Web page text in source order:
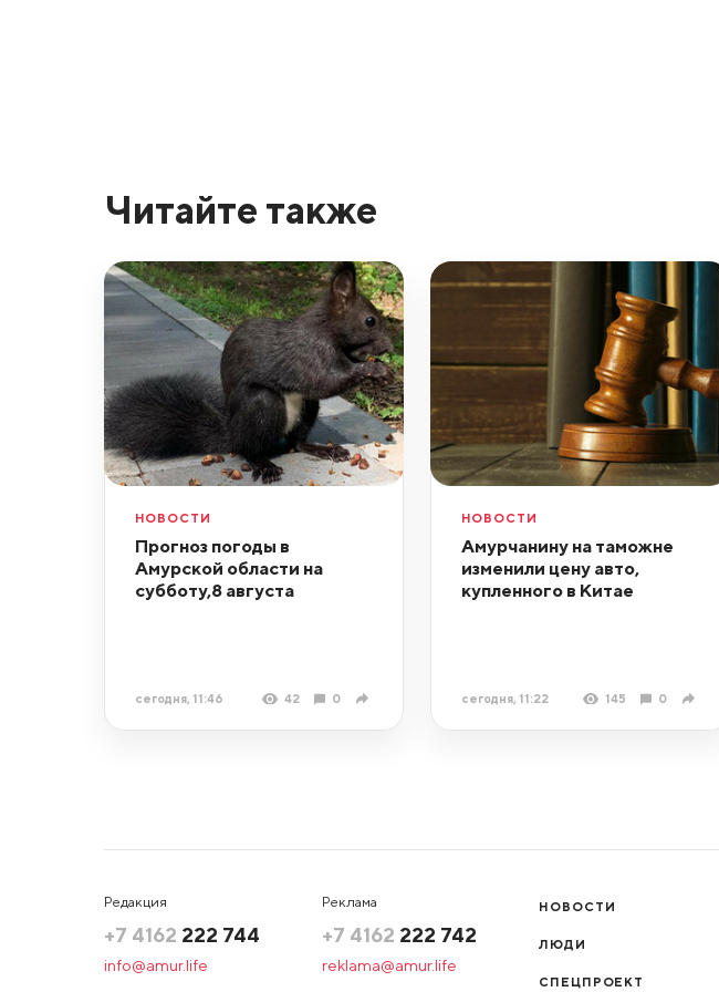
Читайте также
НОВОСТИ
Прогноз погоды в
Амурской области на
субботу,8 августа
сегодня, 11:46 42 0
НОВОСТИ
Амурчанину на таможне
изменили цену авто,
купленного в Китае
сегодня, 11:22 145 0
Редакция
+7 4162 222 744
info@amur.life
Реклама
+7 4162 222 742
reklama@amur.life
НОВОСТИ
ЛЮДИ
СПЕЦПРОЕКТ